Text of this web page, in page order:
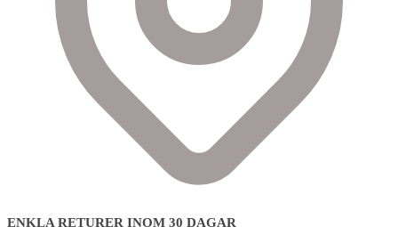
ENKLA RETURER INOM 30 DAGAR